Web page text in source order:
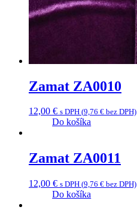
Zamat ZA0010
12,00 € s DPH (9,76 € bez DPH)
Do košíka
Zamat ZA0011
12,00 € s DPH (9,76 € bez DPH)
Do košíka